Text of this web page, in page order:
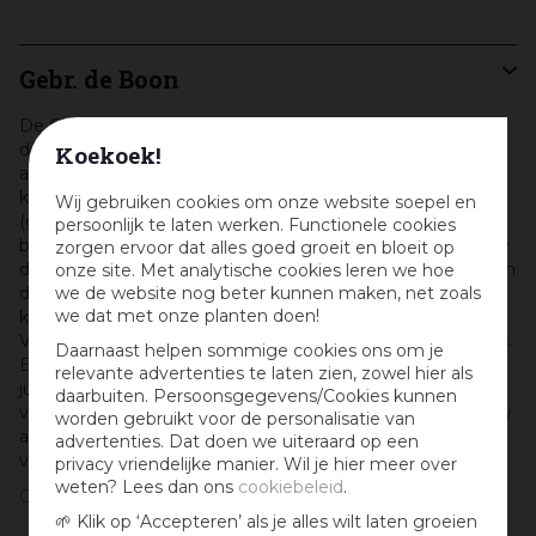
Koekoek!
Wij gebruiken cookies om onze website soepel en
persoonlijk te laten werken. Functionele cookies
zorgen ervoor dat alles goed groeit en bloeit op
onze site. Met analytische cookies leren we hoe
we de website nog beter kunnen maken, net zoals
we dat met onze planten doen!
Daarnaast helpen sommige cookies ons om je
relevante advertenties te laten zien, zowel hier als
daarbuiten. Persoonsgegevens/Cookies kunnen
worden gebruikt voor de personalisatie van
advertenties. Dat doen we uiteraard op een
privacy vriendelijke manier. Wil je hier meer over
weten? Lees dan ons cookiebeleid.
🌱 Klik op ‘Accepteren’ als je alles wilt laten groeien
Gebr. de Boon
De Gebr. Boon, een familiebedrijf, is een groothandel in
dierenbenodigdheden. Ze bieden een zeer ruim
assortiment aan dierbenodigdheden voor vissen,
knaagdieren, poezen, honden en vogels. Niet alleen voor
(gespecialiseerd) voer kunt u hier terecht maar ook
bijvoorbeeld voor bijvoorbeeld reisbenodigdheden voor uw
dier of kleding zoals jasjes voor uw hond. Daarnaast hebben
de Gebr. Boon een grote hoeveelheid aan hokken en
kooien, voor zowel binnen als buiten in hun assortiment.
Voor uw huisdier heeft de Gebr. Boon een tal aan speeltjes.
En ook voor uw aquarium bent u bij de Gebr. Boon op het
juiste adres! Als specialist hebben ze alle soorten aquaria
van groot tot klein, met daarbij alle benodigdheden om uw
aquarium in te richten. Een lust voor het oog en voor uw
vissen!
Gebr. de Boon